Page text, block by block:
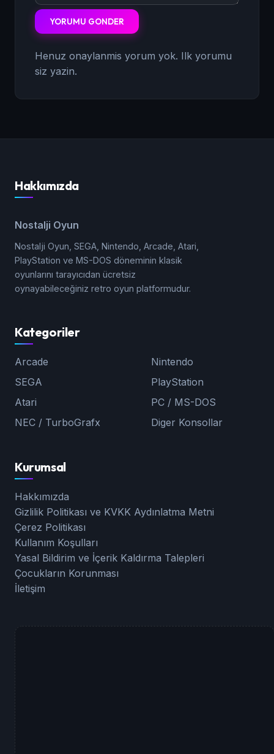
YORUMU GONDER
Henuz onaylanmis yorum yok. Ilk yorumu
siz yazin.
Hakkımızda
Nostalji Oyun
Nostalji Oyun, SEGA, Nintendo, Arcade, Atari,
PlayStation ve MS-DOS döneminin klasik
oyunlarını tarayıcıdan ücretsiz
oynayabileceğiniz retro oyun platformudur.
Kategoriler
Arcade
Nintendo
SEGA
PlayStation
Atari
PC / MS-DOS
NEC / TurboGrafx
Diger Konsollar
Kurumsal
Hakkımızda
Gizlilik Politikası ve KVKK Aydınlatma Metni
Çerez Politikası
Kullanım Koşulları
Yasal Bildirim ve İçerik Kaldırma Talepleri
Çocukların Korunması
İletişim